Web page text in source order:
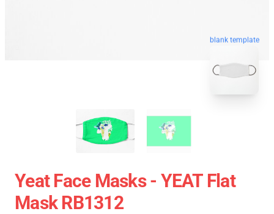
blank template
Yeat Face Masks - YEAT Flat
Mask RB1312